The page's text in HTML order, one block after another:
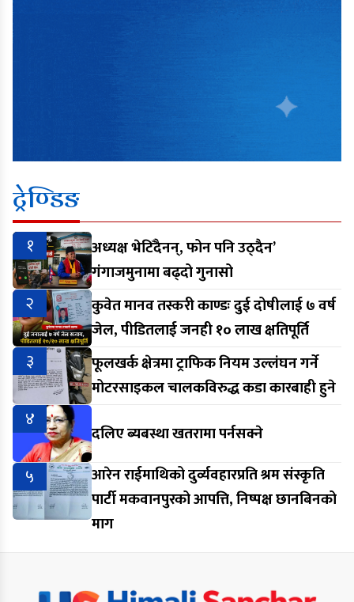
ट्रेण्डिङ
१
अध्यक्ष भेटिँदैनन्, फोन पनि उठ्दैन’
गंगाजमुनामा बढ्दो गुनासो
२
कुवेत मानव तस्करी काण्डः दुई दोषीलाई ७ वर्ष
जेल, पीडितलाई जनही १० लाख क्षतिपूर्ति
३
फूलखर्क क्षेत्रमा ट्राफिक नियम उल्लंघन गर्ने
मोटरसाइकल चालकविरुद्ध कडा कारबाही हुने
४
दलिए ब्यबस्था खतरामा पर्नसक्ने
५
आरेन राईमाथिको दुर्व्यवहारप्रति श्रम संस्कृति
पार्टी मकवानपुरको आपत्ति, निष्पक्ष छानबिनको
माग